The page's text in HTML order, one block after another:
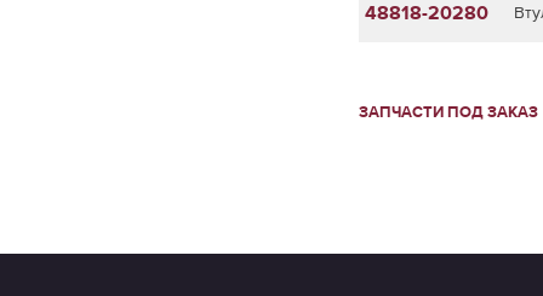
48818-20280
ЗАПЧАСТИ ПОД ЗАКАЗ